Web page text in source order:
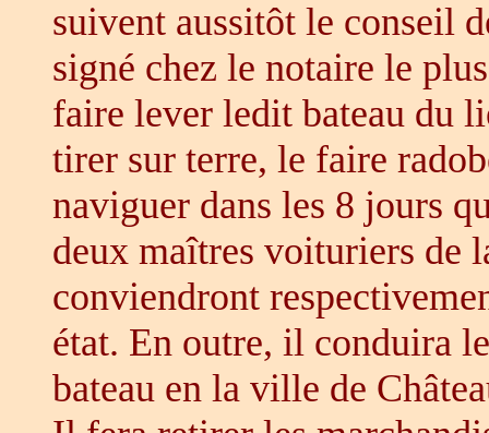
suivent aussitôt le conseil
signé chez le notaire le
faire lever ledit bateau du
tirer sur terre, le faire
naviguer dans les 8 jours
deux maîtres voituriers de
conviendront
état. En outre, il conduira
bateau en la ville de